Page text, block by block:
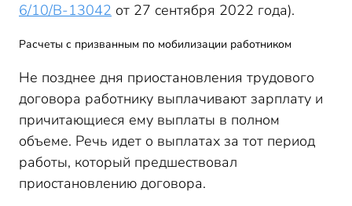
6/10/В-13042 от 27 сентября 2022 года).
Расчеты с призванным по мобилизации работником
Не позднее дня приостановления трудового
договора работнику выплачивают зарплату и
причитающиеся ему выплаты в полном
объеме. Речь идет о выплатах за тот период
работы, который предшествовал
приостановлению договора.